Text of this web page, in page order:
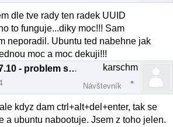
dle tve rady ten radek UUID
to funguje...diky moc!!! Sam
neporadil. Ubuntu ted nabehne jak
moc a moc dekuji!!!
Re: Ubuntu 7.10 - problem s bootovanim
karschm
Návštevník
kdyz dam ctrl+alt+del+enter, tak se
a ubuntu nabootuje. Jsem z toho jelen.